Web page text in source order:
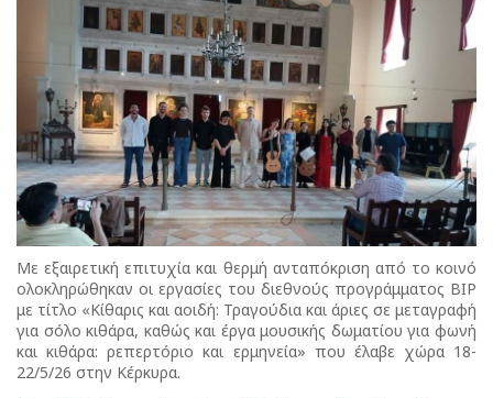
Με εξαιρετική επιτυχία και θερμή ανταπόκριση από το κοινό
ολοκληρώθηκαν οι εργασίες του διεθνούς προγράμματος BIP
με τίτλο «Κίθαρις και αοιδή: Τραγούδια και άριες σε μεταγραφή
για σόλο κιθάρα, καθώς και έργα μουσικής δωματίου για φωνή
και κιθάρα: ρεπερτόριο και ερμηνεία» που έλαβε χώρα 18-
22/5/26 στην Κέρκυρα.